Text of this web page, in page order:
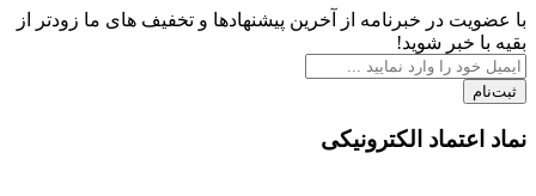
در خبرنامه از آخرین پیشنهادها و تخفیف های ما زودتر از
شوید!
الکترونیکی